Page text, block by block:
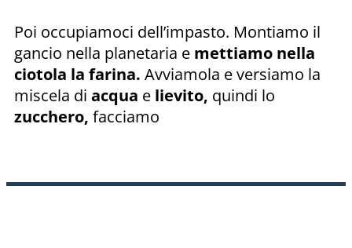
Poi occupiamoci dell’impasto. Montiamo il
gancio nella planetaria e mettiamo nella
ciotola la farina. Avviamola e versiamo la
miscela di acqua e lievito, quindi lo
zucchero, facciamo